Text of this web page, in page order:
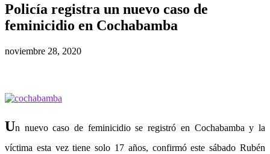
Policía registra un nuevo caso de
feminicidio en Cochabamba
noviembre 28, 2020
Un nuevo caso de feminicidio se registró en Cochabamba y la
víctima esta vez tiene solo 17 años, confirmó este sábado Rubén